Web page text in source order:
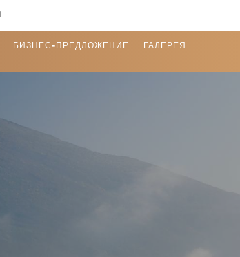
БИЗНЕС-ПРЕДЛОЖЕНИЕ
ГАЛЕРЕЯ